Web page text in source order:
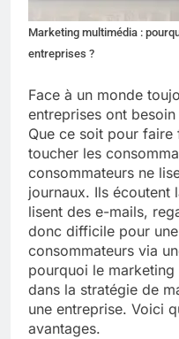
Marketing multimédia :
entreprises ?
Face à un monde
entreprises ont
Que ce soit pour
toucher les
consommateurs ne
journaux. Ils écoutent
lisent des e-mails,
donc difficile pour
consommateurs via
pourquoi le marketing
dans la stratégie de
une entreprise. Voici
avantages.